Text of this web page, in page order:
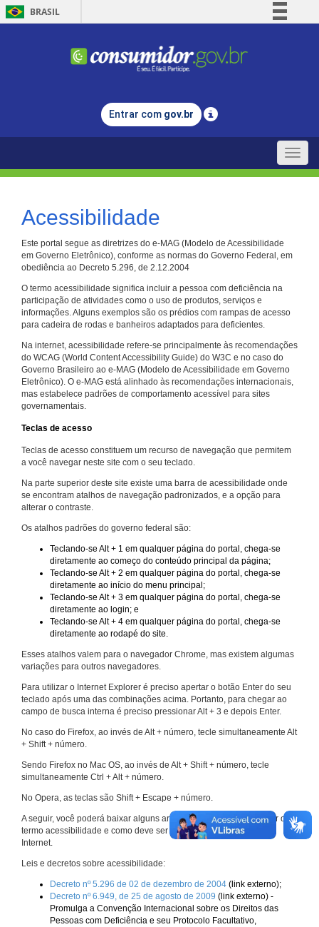
BRASIL
Comunica BR
Legislação
Entrar com gov.br
Toggle
Acessibilidade
Este portal segue as diretrizes do e-MAG (Modelo de Acessibilidade
em Governo Eletrônico), conforme as normas do Governo Federal, em
obediência ao Decreto 5.296, de 2.12.2004
O termo acessibilidade significa incluir a pessoa com deficiência na
participação de atividades como o uso de produtos, serviços e
informações. Alguns exemplos são os prédios com rampas de acesso
para cadeira de rodas e banheiros adaptados para deficientes.
Na internet, acessibilidade refere-se principalmente às recomendações
do WCAG (World Content Accessibility Guide) do W3C e no caso do
Governo Brasileiro ao e-MAG (Modelo de Acessibilidade em Governo
Eletrônico). O e-MAG está alinhado às recomendações internacionais,
mas estabelece padrões de comportamento acessível para sites
governamentais.
Teclas de acesso
Teclas de acesso constituem um recurso de navegação que permitem
a você navegar neste site com o seu teclado.
Na parte superior deste site existe uma barra de acessibilidade onde
se encontram atalhos de navegação padronizados, e a opção para
alterar o contraste.
Os atalhos padrões do governo federal são:
Teclando-se Alt + 1 em qualquer página do portal, chega-se
diretamente ao começo do conteúdo principal da página;
Teclando-se Alt + 2 em qualquer página do portal, chega-se
diretamente ao início do menu principal;
Teclando-se Alt + 3 em qualquer página do portal, chega-se
diretamente ao login; e
Teclando-se Alt + 4 em qualquer página do portal, chega-se
diretamente ao rodapé do site.
Esses atalhos valem para o navegador Chrome, mas existem algumas
variações para outros navegadores.
Para utilizar o Internet Explorer é preciso apertar o botão Enter do seu
teclado após uma das combinações acima. Portanto, para chegar ao
campo de busca interna é preciso pressionar Alt + 3 e depois Enter.
No caso do Firefox, ao invés de Alt + número, tecle simultaneamente Alt
+ Shift + número.
Sendo Firefox no Mac OS, ao invés de Alt + Shift + número, tecle
simultaneamente Ctrl + Alt + número.
No Opera, as teclas são Shift + Escape + número.
A seguir, você poderá baixar alguns arquivos que explicam melhor o
termo acessibilidade e como deve ser implementado nos sites da
Internet.
Leis e decretos sobre acessibilidade:
Decreto nº 5.296 de 02 de dezembro de 2004 (link externo);
Decreto nº 6.949, de 25 de agosto de 2009 (link externo) -
Promulga a Convenção Internacional sobre os Direitos das
Pessoas com Deficiência e seu Protocolo Facultativo,